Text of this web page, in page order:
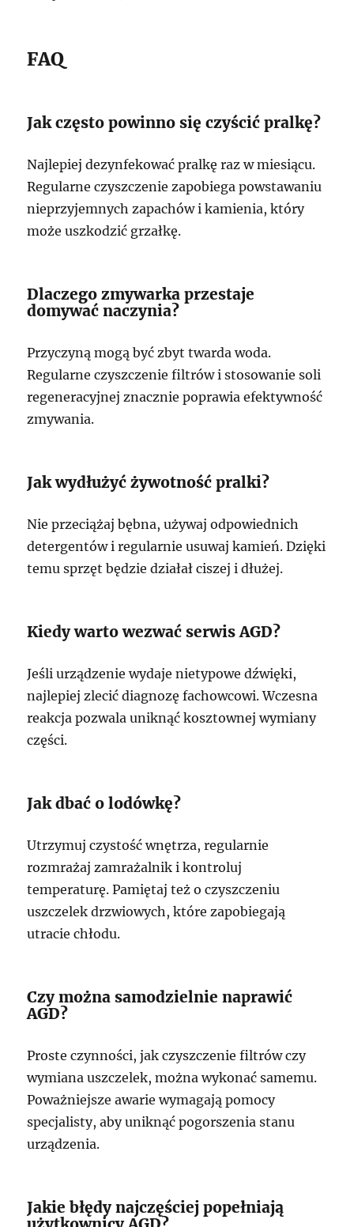
FAQ
Jak często powinno się czyścić pralkę?
Najlepiej dezynfekować pralkę raz w miesiącu.
Regularne czyszczenie zapobiega powstawaniu
nieprzyjemnych zapachów i kamienia, który
może uszkodzić grzałkę.
Dlaczego zmywarka przestaje
domywać naczynia?
Przyczyną mogą być zbyt twarda woda.
Regularne czyszczenie filtrów i stosowanie soli
regeneracyjnej znacznie poprawia efektywność
zmywania.
Jak wydłużyć żywotność pralki?
Nie przeciążaj bębna, używaj odpowiednich
detergentów i regularnie usuwaj kamień. Dzięki
temu sprzęt będzie działał ciszej i dłużej.
Kiedy warto wezwać serwis AGD?
Jeśli urządzenie wydaje nietypowe dźwięki,
najlepiej zlecić diagnozę fachowcowi. Wczesna
reakcja pozwala uniknąć kosztownej wymiany
części.
Jak dbać o lodówkę?
Utrzymuj czystość wnętrza, regularnie
rozmrażaj zamrażalnik i kontroluj
temperaturę. Pamiętaj też o czyszczeniu
uszczelek drzwiowych, które zapobiegają
utracie chłodu.
Czy można samodzielnie naprawić
AGD?
Proste czynności, jak czyszczenie filtrów czy
wymiana uszczelek, można wykonać samemu.
Poważniejsze awarie wymagają pomocy
specjalisty, aby uniknąć pogorszenia stanu
urządzenia.
Jakie błędy najczęściej popełniają